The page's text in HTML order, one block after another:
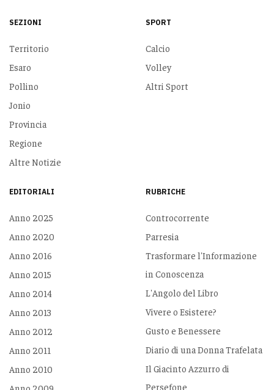
SEZIONI
Territorio
Esaro
Pollino
Jonio
Provincia
Regione
Altre Notizie
SPORT
Calcio
Volley
Altri Sport
EDITORIALI
Anno 2025
Anno 2020
Anno 2016
Anno 2015
Anno 2014
Anno 2013
Anno 2012
Anno 2011
Anno 2010
Anno 2009
RUBRICHE
Controcorrente
Parresia
Trasformare l'Informazione
in Conoscenza
L'Angolo del Libro
Vivere o Esistere?
Gusto e Benessere
Diario di una Donna Trafelata
Il Giacinto Azzurro di
Persefone